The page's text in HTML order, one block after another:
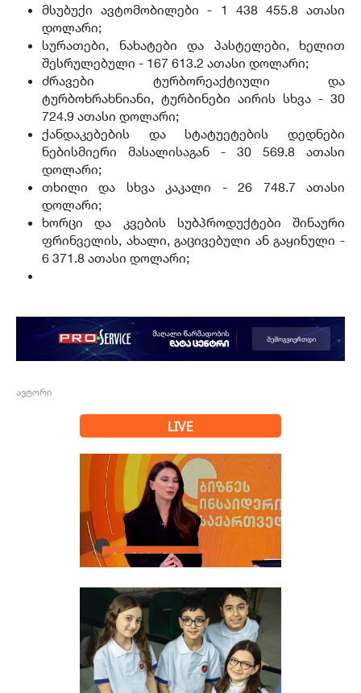
მსუბუქი ავტომობილები - 1 438 455.8 ათასი
დოლარი;
სურათები, ნახატები და პასტელები, ხელით
შესრულებული - 167 613.2 ათასი დოლარი;
ძრავები ტურბორეაქტიული და
ტურბოხრახნიანი, ტურბინები აირის სხვა - 30
724.9 ათასი დოლარი;
ქანდაკებების და სტატუეტების დედნები
ნებისმიერი მასალისაგან - 30 569.8 ათასი
დოლარი;
თხილი და სხვა კაკალი - 26 748.7 ათასი
დოლარი;
ხორცი და კვების სუბპროდუქტები შინაური
ფრინველის, ახალი, გაცივებული ან გაყინული -
6 371.8 ათასი დოლარი;
ავტორი
LIVE